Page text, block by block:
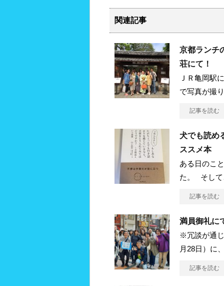
c
e
b
o
o
k
tt
e
a
e
関連記事
京都ランチ
荘にて！
ＪＲ亀岡駅
で写真が撮
記事を読む
犬でも読め
ススメ本
ある日のこ
た。 そして
記事を読む
満員御礼に
※冗談が通
月28日）に
記事を読む